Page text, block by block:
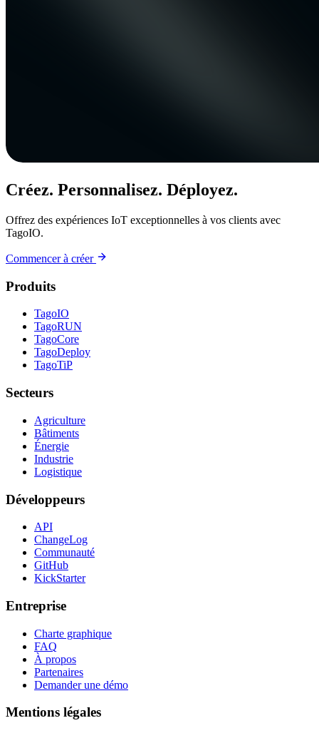
Créez. Personnalisez. Déployez.
Offrez des expériences IoT exceptionnelles à vos clients avec
TagoIO.
Commencer à créer
Produits
TagoIO
TagoRUN
TagoCore
TagoDeploy
TagoTiP
Secteurs
Agriculture
Bâtiments
Énergie
Industrie
Logistique
Développeurs
API
ChangeLog
Communauté
GitHub
KickStarter
Entreprise
Charte graphique
FAQ
À propos
Partenaires
Demander une démo
Mentions légales